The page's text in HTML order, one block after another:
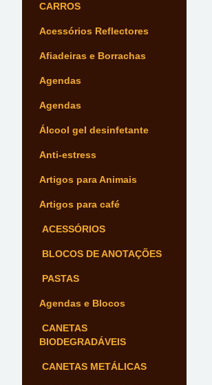
CARROS
Acessórios Reflectores
Afiadeiras e Borrachas
Agendas
Agendas
Álcool gel desinfetante
Anti-estress
Artigos para Animais
Artigos para café
ACESSÓRIOS
BLOCOS DE ANOTAÇÕES
PASTAS
Agendas e Blocos
CANETAS
BIODEGRADÁVEIS
CANETAS METÁLICAS